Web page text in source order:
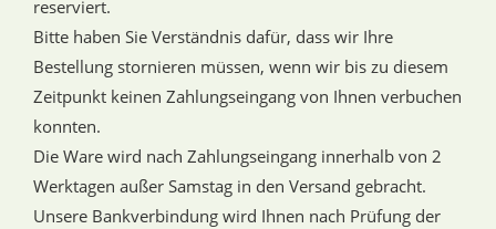
reserviert.
Bitte haben Sie Verständnis dafür, dass wir Ihre
Bestellung stornieren müssen, wenn wir bis zu diesem
Zeitpunkt keinen Zahlungseingang von Ihnen verbuchen
konnten.
Die Ware wird nach Zahlungseingang innerhalb von 2
Werktagen außer Samstag in den Versand gebracht.
Unsere Bankverbindung wird Ihnen nach Prüfung der